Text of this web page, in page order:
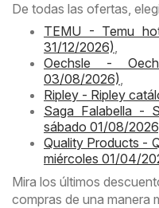
De todas las ofertas,
TEMU - Temu
31/12/2026),
Oechsle -
03/08/2026),
Ripley - Ripley
Saga Falabella -
sábado 01/08/
Quality Products -
miércoles 01/04/
Mira los últimos
compras de una manera